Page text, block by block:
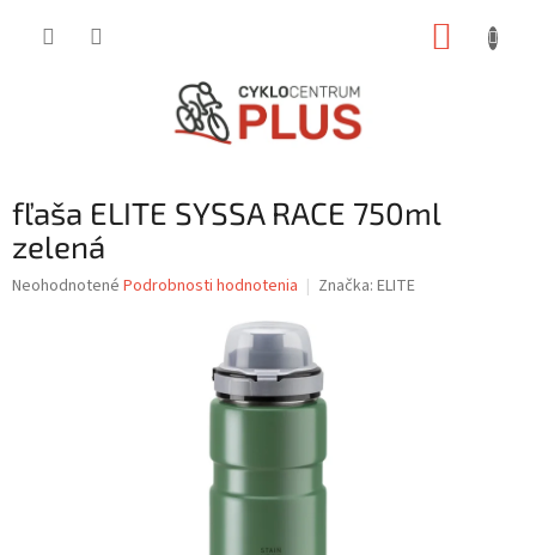
fľaša ELITE SYSSA RACE 750ml
zelená
Priemerné
Neohodnotené Podrobnosti hodnotenia Značka: ELITE